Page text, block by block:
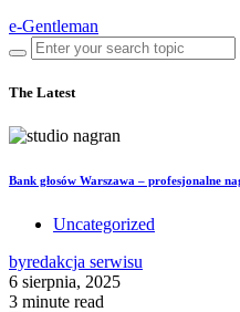
e-Gentleman
The Latest
Bank głosów Warszawa – profesjonalne
Uncategorized
byredakcja serwisu
6 sierpnia, 2025
3 minute read